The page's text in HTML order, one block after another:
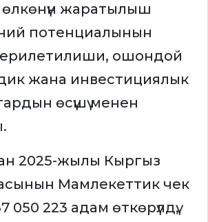
жаратылыш
потенциалынын
ошондой
жана инвестициялык
өсүшү менен
2025-жылы Кыргыз
Мамлекеттик чек
050 223 адам өткөрүлдү,